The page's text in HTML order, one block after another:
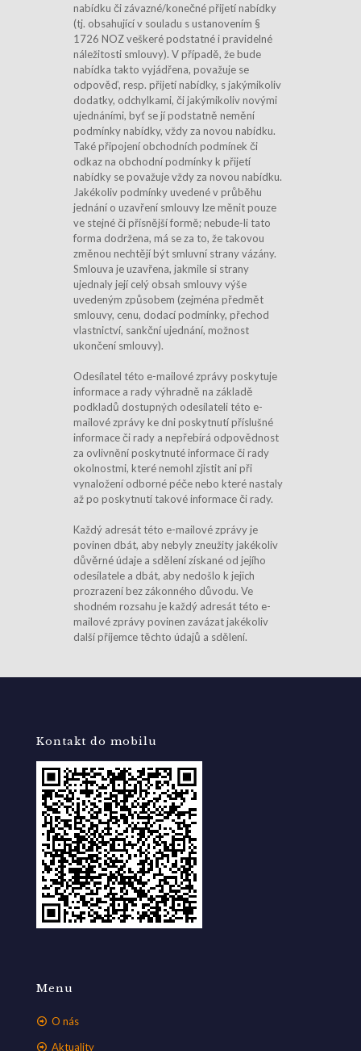
nabídku či závazné/konečné přijetí nabídky
(tj. obsahující v souladu s ustanovením §
1726 NOZ veškeré podstatné i pravidelné
náležitosti smlouvy). V případě, že bude
nabídka takto vyjádřena, považuje se
odpověď, resp. přijetí nabídky, s jakýmikoliv
dodatky, odchylkami, či jakýmikoliv novými
ujednáními, byť se jí podstatně nemění
podmínky nabídky, vždy za novou nabídku.
Také připojení obchodních podmínek či
odkaz na obchodní podmínky k přijetí
nabídky se považuje vždy za novou nabídku.
Jakékoliv podmínky uvedené v průběhu
jednání o uzavření smlouvy lze měnit pouze
ve stejné či přísnější formě; nebude-li tato
forma dodržena, má se za to, že takovou
změnou nechtějí být smluvní strany vázány.
Smlouva je uzavřena, jakmile si strany
ujednaly její celý obsah smlouvy výše
uvedeným způsobem (zejména předmět
smlouvy, cenu, dodací podmínky, přechod
vlastnictví, sankční ujednání, možnost
ukončení smlouvy).
Odesílatel této e-mailové zprávy poskytuje
informace a rady výhradně na základě
podkladů dostupných odesílateli této e-
mailové zprávy ke dni poskytnutí příslušné
informace či rady a nepřebírá odpovědnost
za ovlivnění poskytnuté informace či rady
okolnostmi, které nemohl zjistit ani při
vynaložení odborné péče nebo které nastaly
až po poskytnutí takové informace či rady.
Každý adresát této e-mailové zprávy je
povinen dbát, aby nebyly zneužity jakékoliv
důvěrné údaje a sdělení získané od jejího
odesílatele a dbát, aby nedošlo k jejich
prozrazení bez zákonného důvodu. Ve
shodném rozsahu je každý adresát této e-
mailové zprávy povinen zavázat jakékoliv
další příjemce těchto údajů a sdělení.
Kontakt do mobilu
Menu
O nás
Aktuality